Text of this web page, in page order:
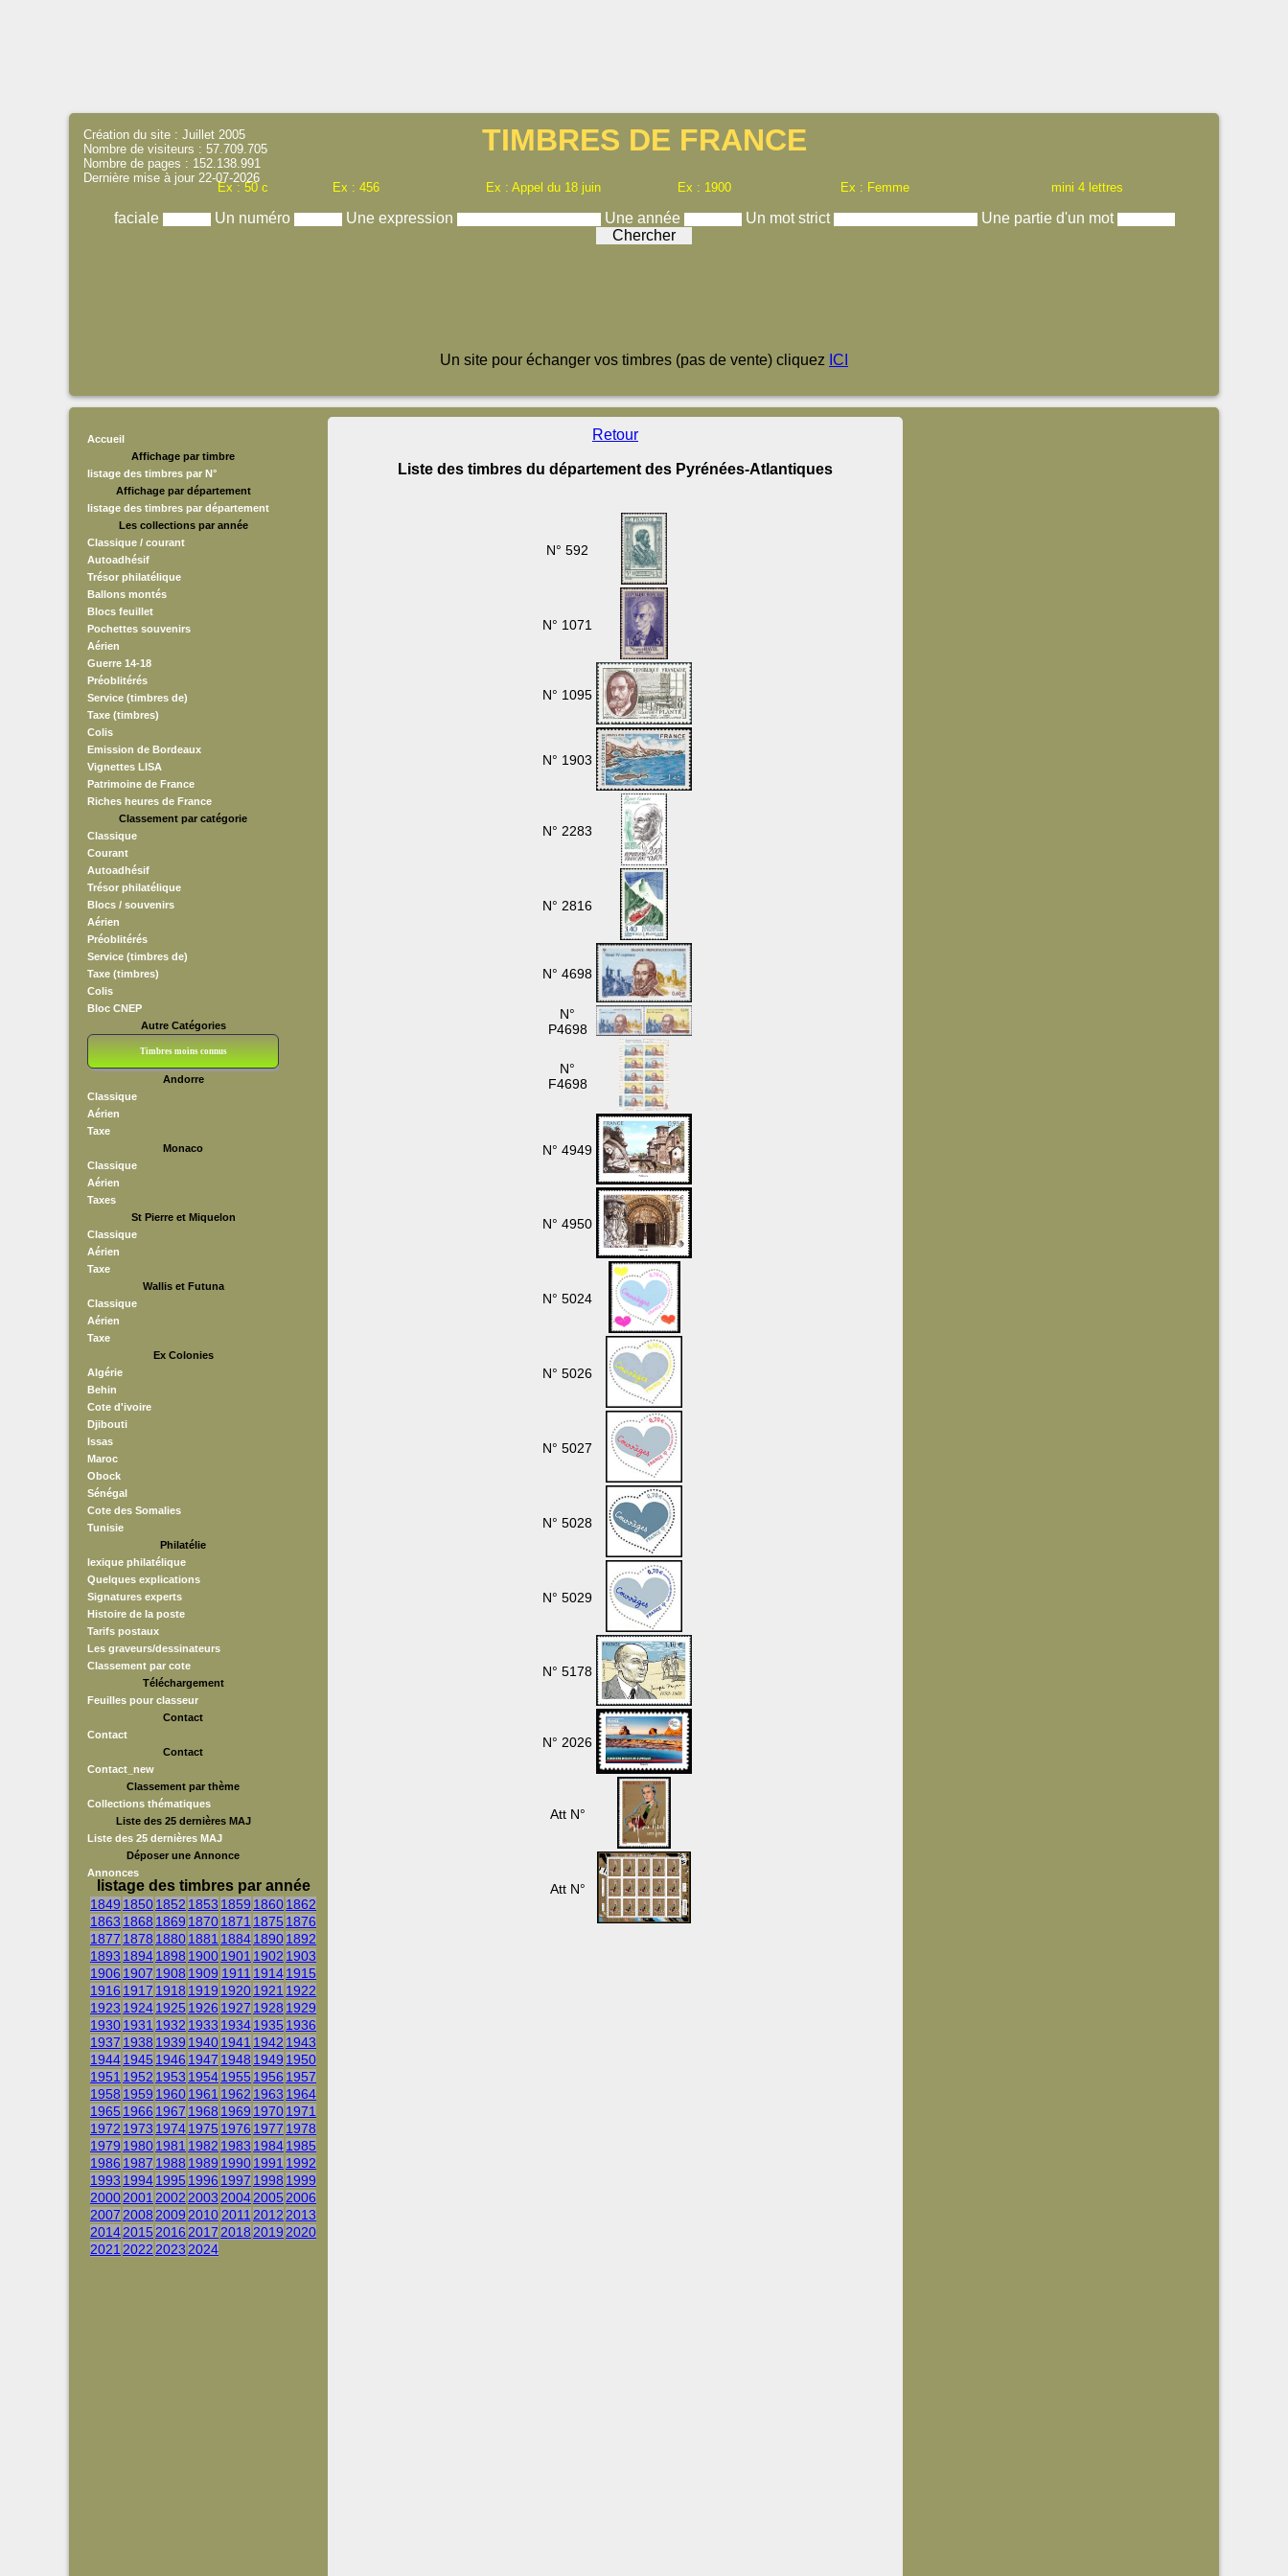
TIMBRES DE FRANCE
Ex : 50 c Ex : 456 Ex : Appel du 18 juin Ex : 1900 Ex : Femme mini 4 lettres
faciale Un numéro Une expression Une année Un mot strict Une partie d'un mot
Création du site : Juillet 2005
Nombre de visiteurs : 57.709.705
Nombre de pages : 152.138.991
Dernière mise à jour 22-07-2026
Un site pour échanger vos timbres (pas de vente) cliquez ICI
Accueil
Affichage par timbre
listage des timbres par N°
Affichage par département
listage des timbres par département
Les collections par année
Classique / courant
Autoadhésif
Trésor philatélique
Ballons montés
Blocs feuillet
Pochettes souvenirs
Aérien
Guerre 14-18
Préoblitérés
Service (timbres de)
Taxe (timbres)
Colis
Emission de Bordeaux
Vignettes LISA
Patrimoine de France
Riches heures de France
Classement par catégorie
Classique
Courant
Autoadhésif
Trésor philatélique
Blocs / souvenirs
Aérien
Préoblitérés
Service (timbres de)
Taxe (timbres)
Colis
Bloc CNEP
Autre Catégories
Timbres moins connus
Andorre
Classique
Aérien
Taxe
Monaco
Classique
Aérien
Taxes
St Pierre et Miquelon
Classique
Aérien
Taxe
Wallis et Futuna
Classique
Aérien
Taxe
Ex Colonies
Algérie
Behin
Cote d'ivoire
Djibouti
Issas
Maroc
Obock
Sénégal
Cote des Somalies
Tunisie
Philatélie
lexique philatélique
Quelques explications
Signatures experts
Histoire de la poste
Tarifs postaux
Les graveurs/dessinateurs
Classement par cote
Téléchargement
Feuilles pour classeur
Contact
Contact
Contact
Contact_new
Classement par thème
Collections thématiques
Liste des 25 dernières MAJ
Liste des 25 dernières MAJ
Déposer une Annonce
Annonces
listage des timbres par année
1849 18501852 1853 1859 18601862
1863 1868 1869 18701871 1875 1876
1877 1878 18801881 188418901892
1893 18941898 19001901 1902 1903
1906 1907 1908 1909 1911 19141915
1916 1917 1918 1919 19201921 1922
1923 19241925 1926 1927 1928 1929
19301931 1932 1933 19341935 1936
1937 1938 1939 19401941 1942 1943
19441945 1946 1947 1948 1949 1950
1951 1952 1953 19541955 1956 1957
1958 1959 19601961 1962 1963 1964
1965 1966 1967 1968 1969 19701971
1972 1973 19741975 1976 1977 1978
1979 19801981 1982 1983 19841985
1986 1987 1988 1989 19901991 1992
1993 19941995 1996 1997 1998 1999
20002001 2002 2003 20042005 2006
2007 2008 2009 2010 2011 2012 2013
20142015 2016 2017 2018 2019 2020
2021 2022 2023 2024
Retour
Liste des timbres du département des Pyrénées-Atlantiques
N° 592
N° 1071
N° 1095
N° 1903
N° 2283
N° 2816
N° 4698
N°
P4698
N°
F4698
N° 4949
N° 4950
N° 5024
N° 5026
N° 5027
N° 5028
N° 5029
N° 5178
N° 2026
Att N°
Att N°